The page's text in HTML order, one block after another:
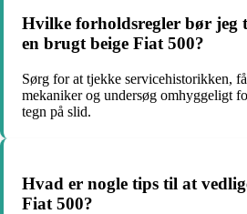
Hvilke forholdsregler bør jeg
en brugt beige Fiat 500?
Sørg for at tjekke servicehistorikken,
mekaniker og undersøg omhyggeligt
tegn på slid.
Hvad er nogle tips til at
Fiat 500?